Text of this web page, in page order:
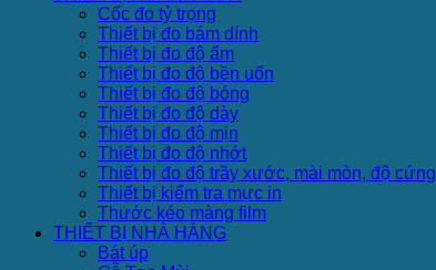
Cốc đo tỷ trọng
Thiết bị đo bám dính
Thiết bị đo độ ẩm
Thiết bị đo độ bền uốn
Thiết bị đo độ bóng
Thiết bị đo độ dày
Thiết bị đo độ mịn
Thiết bị đo độ nhớt
Thiết bị đo độ trầy xước, mài mòn, độ cứng
Thiết bị kiểm tra mực in
Thước kéo màng film
THIẾT BỊ NHÀ HÀNG
Bát úp